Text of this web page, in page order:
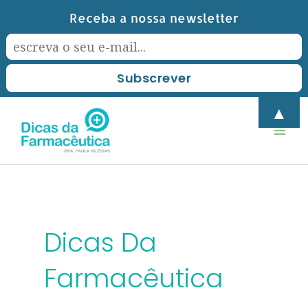
content
Dicas Da
Farmacêutica
Receba a nossa newsletter
▲